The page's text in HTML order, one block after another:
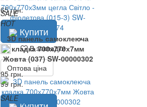
65 грн.
Купити
В закладки
Оптова ціна
SALE
HOT
3D панель самоклеюча
кладка 700х770х7мм
Жовта (037) SW-00000302
95 грн.
99 грн.
SALE